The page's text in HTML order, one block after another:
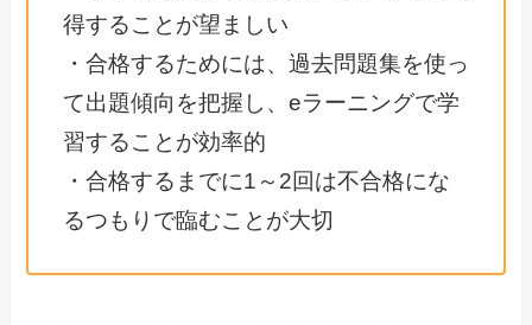
得することが望ましい
・合格するためには、過去問題集を使っ
て出題傾向を把握し、eラーニングで学
習することが効率的
・合格するまでに1～2回は不合格にな
るつもりで臨むことが大切